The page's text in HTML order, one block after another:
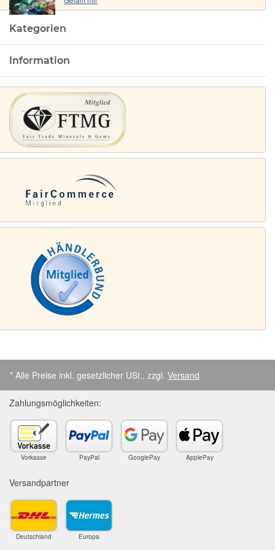
Kategorien
Information
* Alle Preise inkl. gesetzlicher USt., zzgl. Versand
Zahlungsmöglichkeiten:
Vorkasse PayPal GooglePay ApplePay
Versandpartner
Deutschland Europa